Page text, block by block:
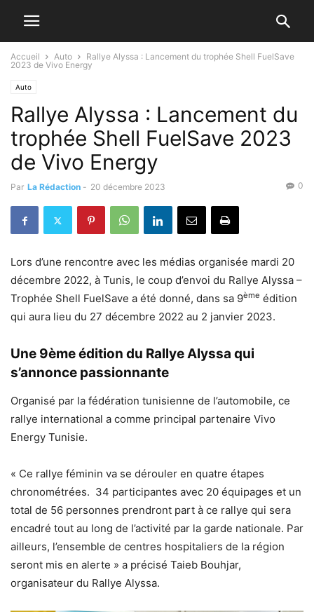
Accueil Auto
Rallye Alyssa : Lancement du trophée Shell FuelSave
2023 de Vivo Energy
Auto
Rallye Alyssa : Lancement du
trophée Shell FuelSave 2023
de Vivo Energy
Par La Rédaction - 20 décembre 2023 0
Lors d’une rencontre avec les médias organisée mardi 20
décembre 2022, à Tunis, le coup d’envoi du Rallye Alyssa –
Trophée Shell FuelSave a été donné, dans sa 9ème édition
qui aura lieu du 27 décembre 2022 au 2 janvier 2023.
Une 9ème édition du Rallye Alyssa qui
s’annonce passionnante
Organisé par la fédération tunisienne de l’automobile, ce
rallye international a comme principal partenaire Vivo
Energy Tunisie.
« Ce rallye féminin va se dérouler en quatre étapes
chronométrées. 34 participantes avec 20 équipages et un
total de 56 personnes prendront part à ce rallye qui sera
encadré tout au long de l’activité par la garde nationale. Par
ailleurs, l’ensemble de centres hospitaliers de la région
seront mis en alerte » a précisé Taieb Bouhjar,
organisateur du Rallye Alyssa.